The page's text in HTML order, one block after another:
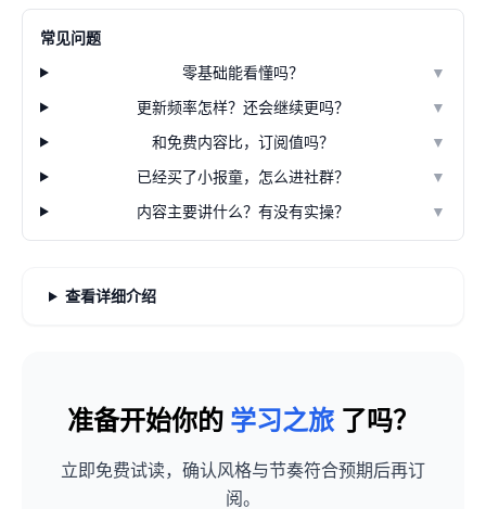
常见问题
零基础能看懂吗？
▼
更新频率怎样？还会继续更吗？
▼
和免费内容比，订阅值吗？
▼
已经买了小报童，怎么进社群？
▼
内容主要讲什么？有没有实操？
▼
查看详细介绍
准备开始你的 学习之旅 了吗？
立即免费试读，确认风格与节奏符合预期后再订
阅。